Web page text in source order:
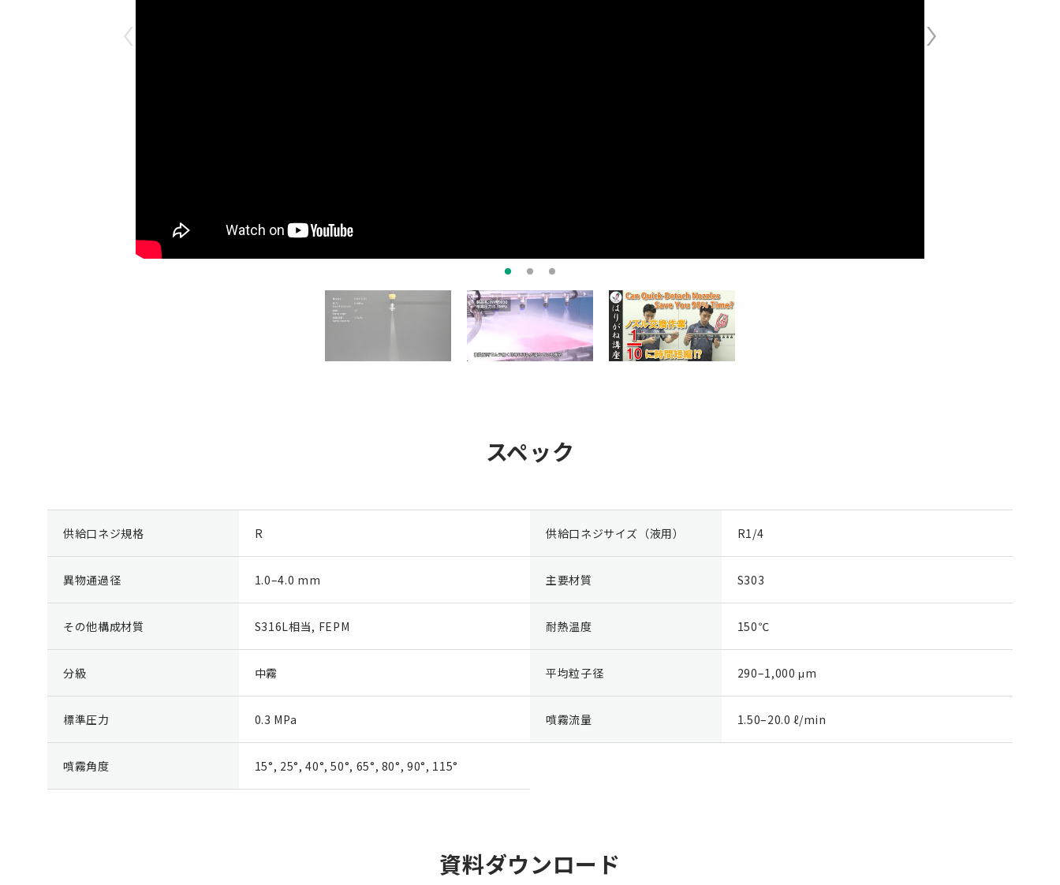
スペック
供給口ネジ規格 R 供給口ネジサイズ（液用） R1/4
異物通過径 1.0–4.0 mm 主要材質 S303
その他構成材質 S316L相当, FEPM 耐熱温度 150℃
分級 中霧 平均粒子径 290–1,000 μm
標準圧力 0.3 MPa 噴霧流量 1.50–20.0 ℓ/min
噴霧角度 15°, 25°, 40°, 50°, 65°, 80°, 90°, 115°
資料ダウンロード